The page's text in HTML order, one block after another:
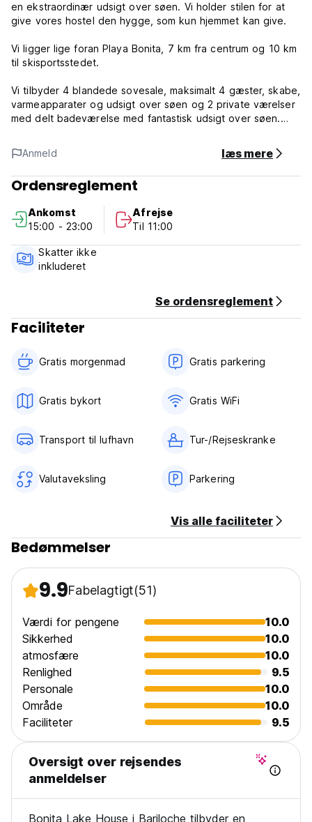
en ekstraordinær udsigt over søen. Vi holder stilen for at
give vores hostel den hygge, som kun hjemmet kan give.
Vi ligger lige foran Playa Bonita, 7 km fra centrum og 10 km
til skisportsstedet.
Vi tilbyder 4 blandede sovesale, maksimalt 4 gæster, skabe,
varmeapparater og udsigt over søen og 2 private værelser
med delt badeværelse med fantastisk udsigt over søen.
Bonita Lake Houses politikker og betingelser:
Check ind fra 15:00 til 23:00.
Check ud inden kl. 11.00.
Afbestillingsregler: 72 timer før ankomst.
Betaling ved ankomst med kontanter, kreditkort, debetkort.
Denne ejendom kan forhåndsgodkende dit kort før
ankomst.
Intet udgangsforbud.
language)
Anmeld læs mere
Ordensreglement
Ankomst
15:00 - 23:00
Afrejse
Til 11:00
Skatter ikke
inkluderet
Se ordensreglement
Faciliteter
Gratis morgenmad‎ Gratis parkering
Gratis bykort Gratis WiFi
Transport til lufhavn Tur-/Rejseskranke
Valutaveksling Parkering
Vis alle faciliteter
Bedømmelser
9.9Fabelagtigt(51)
Værdi for pengene
10.0
Sikkerhed
10.0
atmosfære
10.0
Renlighed
9.5
Personale
10.0
Område
10.0
Faciliteter
9.5
Oversigt over rejsendes
anmeldelser
Bonita Lake House i Bariloche tilbyder en